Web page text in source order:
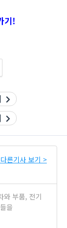
기!
른기사 보기 >
와 부품, 전기
을